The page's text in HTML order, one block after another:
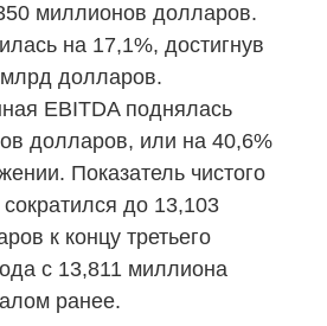
миллионов долларов.
на 17,1%, достигнув
долларов.
EBITDA поднялась
долларов, или на 40,6%
Показатель чистого
до 13,103
к концу третьего
с 13,811 миллиона
ранее.